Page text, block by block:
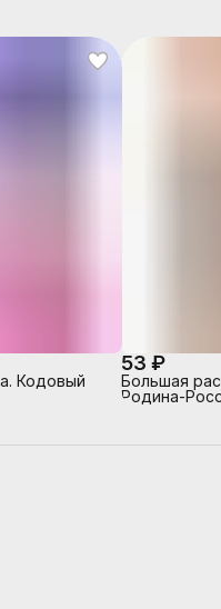
Кодовый
53 ₽
Большая
Родина-